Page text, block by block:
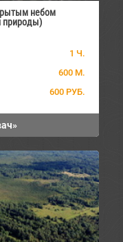
небом
природы)
1 Ч.
600 М.
600 РУБ.